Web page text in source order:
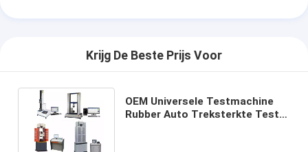
Krijg De Beste Prijs Voor
OEM Universele Testmachine
Rubber Auto Treksterkte Tester